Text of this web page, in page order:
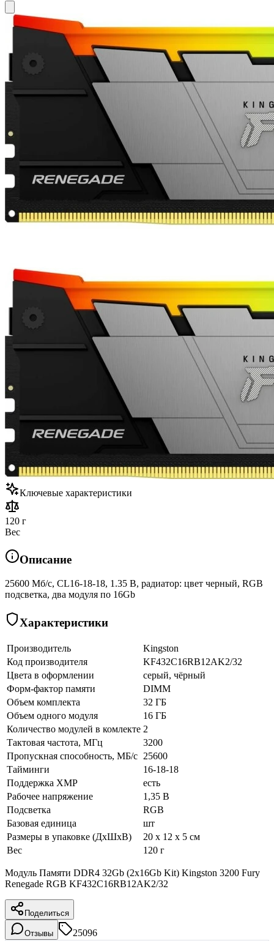
Ключевые характеристики
120 г
Вес
Описание
25600 Мб/с, CL16-18-18, 1.35 В, радиатор: цвет черный, RGB
подсветка, два модуля по 16Gb
Характеристики
Производитель
Kingston
Код производителя
KF432C16RB12AK2/32
Цвета в оформлении
серый, чёрный
Форм-фактор памяти
DIMM
Объем комплекта
32 ГБ
Объем одного модуля
16 ГБ
Количество модулей в комлекте 2
Тактовая частота, МГц
3200
Пропускная способность, МБ/с 25600
Тайминги
16-18-18
Поддержка XMP
есть
Рабочее напряжение
1,35 В
Подсветка
RGB
Базовая единица
шт
Размеры в упаковке (ДхШхВ)
20 x 12 x 5 см
Вес
120 г
Модуль Памяти DDR4 32Gb (2x16Gb Kit) Kingston 3200 Fury
Renegade RGB KF432C16RB12AK2/32
Поделиться
Отзывы
25096